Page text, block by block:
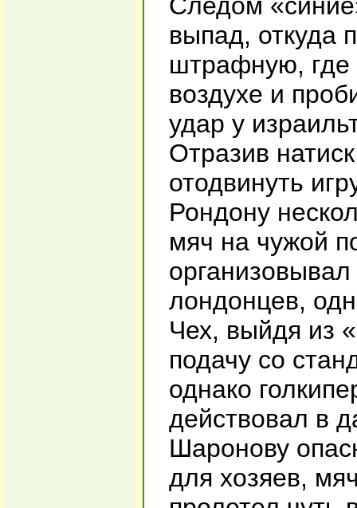
выпад, откуда
штрафную, где
воздухе и
удар у
Отразив
отодвинуть
Рондону
мяч на чужой
организовывал
лондонцев,
Чех, выйдя из
подачу со
однако
действовал в
Шаронову
для хозяев,